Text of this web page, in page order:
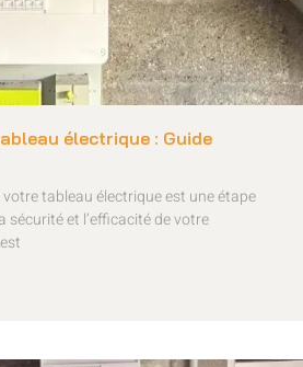
électrique : Guide
tableau électrique est une étape
et l’efficacité de votre